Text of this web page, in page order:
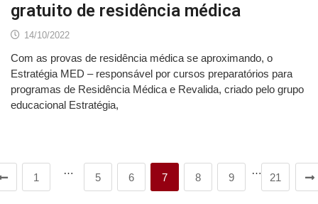
gratuito de residência médica
14/10/2022
Com as provas de residência médica se aproximando, o
Estratégia MED – responsável por cursos preparatórios para
programas de Residência Médica e Revalida, criado pelo grupo
educacional Estratégia,
1
…
5 6 7 8 9
…
21